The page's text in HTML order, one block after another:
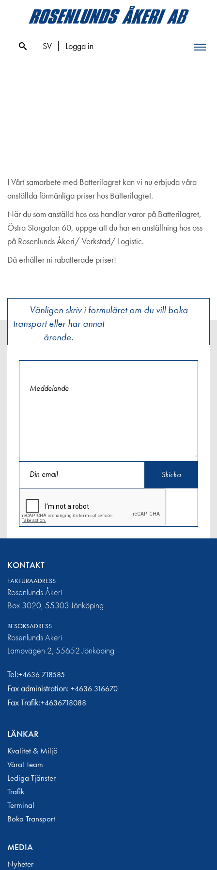
SV
Logga in
I Vårt samarbete med Batterilagret kan vi nu erbjuda våra
anställda förmånliga priser hos Batterilagret.
När du som anställd hos oss handlar varor på Batterilagret,
Östra Storgatan 60, uppge att du har en anställning hos oss
på Rosenlunds Åkeri/ Verkstad/ Logistic.
Då erhåller ni rabatterade priser!
Förmånlig rabatt
Vänligen skriv i formuläret om du vill boka
transport eller har annat
ärende.
KONTAKT
FAKTURAADRESS
Rosenlunds Åkeri
Box 3020, 55303 Jönköping
BESÖKSADRESS
Rosenlunds Akeri
Lampvägen 2, 55652 Jönköping
Tel:+4636 718585
Fax administration: +4636 316670
Fax Trafik:+4636718088
LÄNKAR
Kvalitet & Miljö
Vårat Team
Lediga Tjänster
Trafik
Terminal
Boka Transport
MEDIA
Nyheter